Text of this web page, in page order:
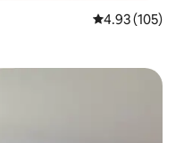
從 105 則評價
4.93 (105)